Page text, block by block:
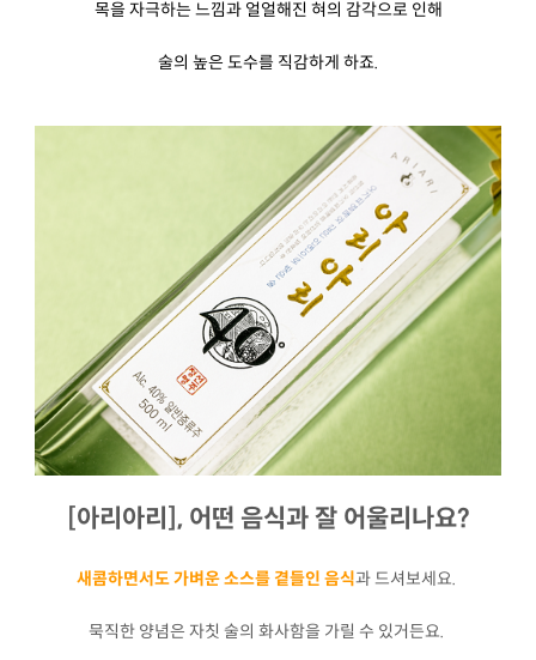
목을 자극하는 느낌과 얼얼해진 혀의 감각으로 인해
술의 높은 도수를 직감하게 하죠.
[아리아리], 어떤 음식과 잘 어울리나요?
새콤하면서도 가벼운 소스를 곁들인 음식과 드셔보세요.
묵직한 양념은 자칫 술의 화사함을 가릴 수 있거든요.